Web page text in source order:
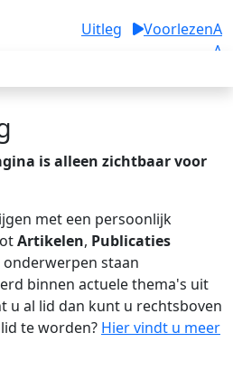
Uitleg VoorlezenA
A
is alleen zichtbaar voor
met een persoonlijk
Artikelen, Publicaties
onderwerpen staan
binnen actuele thema's uit
u al lid dan kunt u rechtsboven
te worden? Hier vindt u meer